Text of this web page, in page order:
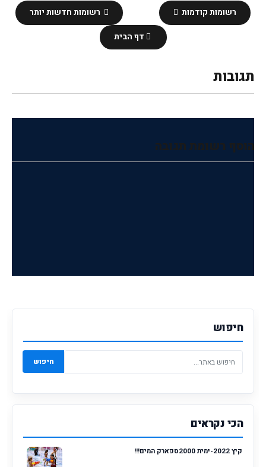
רשומות חדשות יותר רשומות קודמות
דף הבית
תגובות
הוסף רשומת תגובה
חיפוש
חיפוש
הכי נקראים
קיץ 2022-ימית 2000ספארק המים!!!